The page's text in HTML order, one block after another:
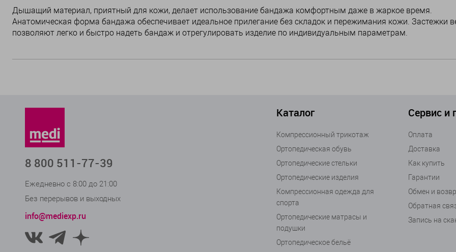
Дышащий материал, приятный для кожи, делает использование бандажа комфортным даже в жаркое время.
Анатомическая форма бандажа обеспечивает идеальное прилегание без складок и пережимания кожи. Застежки
позволяют легко и быстро надеть бандаж и отрегулировать изделие по индивидуальным параметрам.
8 800 511-77-39
Ежедневно с 8:00 до 21:00
Без перерывов и выходных
info@mediexp.ru
Каталог
Компрессионный трикотаж
Ортопедическая обувь
Ортопедические стельки
Ортопедические изделия
Компрессионная одежда для
спорта
Ортопедические матрасы и
подушки
Ортопедическое бельё
Сервис и
Оплата
Доставка
Как купить
Гарантии
Обмен и
Обратная
Запись на